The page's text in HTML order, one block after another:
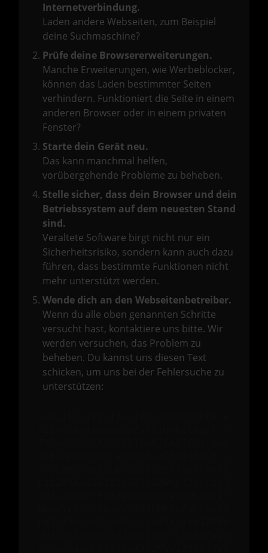
Internetverbindung.
Laden andere Webseiten, zum Beispiel
deine Suchmaschine?
Prüfe deine Browsererweiterungen.
Manche Erweiterungen, wie Werbeblocker,
können das Laden bestimmter Seiten
verhindern. Funktioniert die Seite in einem
anderen Browser oder in einem privaten
Fenster?
Starte dein Gerät neu.
Das kann manchmal helfen,
vorübergehende Probleme zu beheben.
Stelle sicher, dass dein Browser und dein
Betriebssystem auf dem neuesten Stand
sind.
Veraltete Software birgt nicht nur ein
Sicherheitsrisiko, sondern kann auch dazu
führen, dass bestimmte Funktionen nicht
mehr unterstützt werden.
Wende dich an den Webseitenbetreiber.
Wenn du alle oben genannten Schritte
versucht hast, kontaktiere uns bitte. Wir
werden versuchen, das Problem zu
beheben. Du kannst uns diesen Text
schicken, um uns bei der Fehlersuche zu
unterstützen: